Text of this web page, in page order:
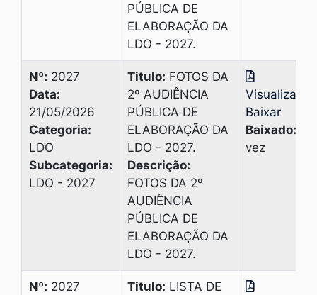
PÚBLICA DE
ELABORAÇÃO DA
LDO - 2027.
Nº: 2027
Data:
21/05/2026
Categoria:
LDO
Subcategoria:
LDO - 2027
Titulo: FOTOS DA
2º AUDIÊNCIA
PÚBLICA DE
ELABORAÇÃO DA
LDO - 2027.
Descrição:
FOTOS DA 2º
AUDIÊNCIA
PÚBLICA DE
ELABORAÇÃO DA
LDO - 2027.
Visualizar
Baixar
Baixado:
vez
Nº: 2027
Titulo: LISTA DE